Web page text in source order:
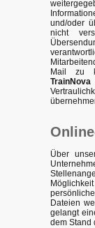
und/oder
nicht
Mail zu
TrainNova
Über
Dateien
gelangt
dem Stand